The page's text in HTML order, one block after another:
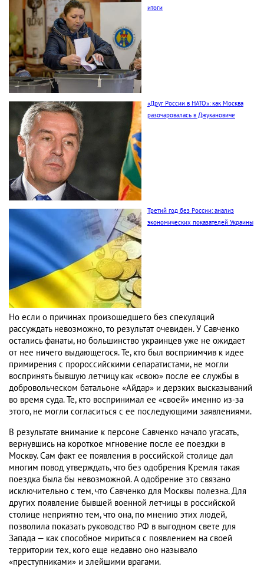
итоги
«Друг России в НАТО»: как Москва
разочаровалась в Джукановиче
Третий год без России: анализ
экономических показателей Украины
Но если о причинах произошедшего без спекуляций
рассуждать невозможно, то результат очевиден. У Савченко
остались фанаты, но большинство украинцев уже не ожидает
от нее ничего выдающегося. Те, кто был восприимчив к идее
примирения с пророссийскими сепаратистами, не могли
воспринять бывшую летчицу как «свою» после ее службы в
добровольческом батальоне «Айдар» и дерзких высказываний
во время суда. Те, кто воспринимал ее «своей» именно из-за
этого, не могли согласиться с ее последующими заявлениями.
В результате внимание к персоне Савченко начало угасать,
вернувшись на короткое мгновение после ее поездки в
Москву. Сам факт ее появления в российской столице дал
многим повод утверждать, что без одобрения Кремля такая
поездка была бы невозможной. А одобрение это связано
исключительно с тем, что Савченко для Москвы полезна. Для
других появление бывшей военной летчицы в российской
столице неприятно тем, что она, по мнению этих людей,
позволила показать руководство РФ в выгодном свете для
Запада — как способное мириться с появлением на своей
территории тех, кого еще недавно оно называло
«преступниками» и злейшими врагами.